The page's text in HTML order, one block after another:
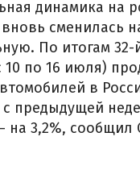
динамика на
сменилась
По итогам 32-
10 по 16 июля)
в
предыдущей
на 3,2%, сообщил